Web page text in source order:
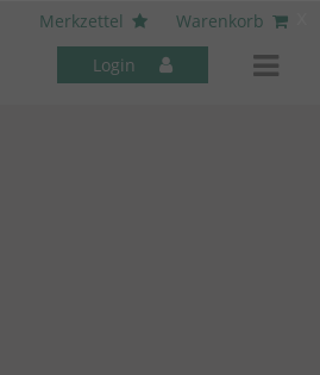
Merkzettel
Warenkorb
Login